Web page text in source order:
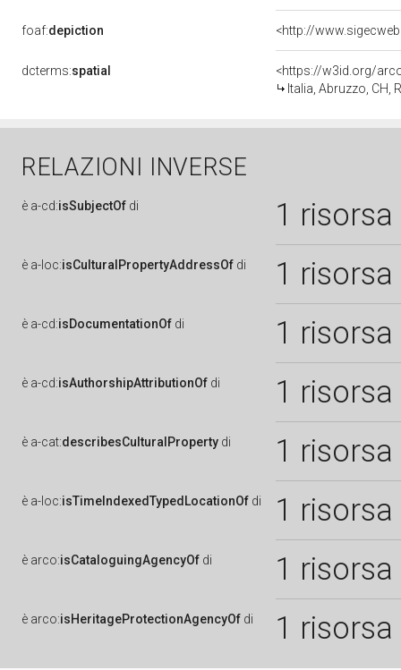
foaf:depiction <http://
dcterms:spatial
<https://w3id.org/
Italia, Abruzzo,
RELAZIONI INVERSE
è a-cd:isSubjectOf di 1 risorsa
è a-loc:isCulturalPropertyAddressOf di 1 risorsa
è a-cd:isDocumentationOf di 1 risorsa
è a-cd:isAuthorshipAttributionOf di 1 risorsa
è a-cat:describesCulturalProperty di 1 risorsa
è a-loc:isTimeIndexedTypedLocationOf di 1 risorsa
è arco:isCataloguingAgencyOf di 1 risorsa
è arco:isHeritageProtectionAgencyOf di 1 risorsa